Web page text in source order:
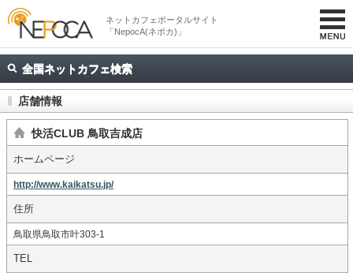
ネットカフェポータルサイト
「NepocA(ネポカ)」
全国ネットカフェ検索
店舗情報
快活CLUB 鳥取吉成店
ホームページ
http://www.kaikatsu.jp/
住所
鳥取県鳥取市叶303-1
TEL